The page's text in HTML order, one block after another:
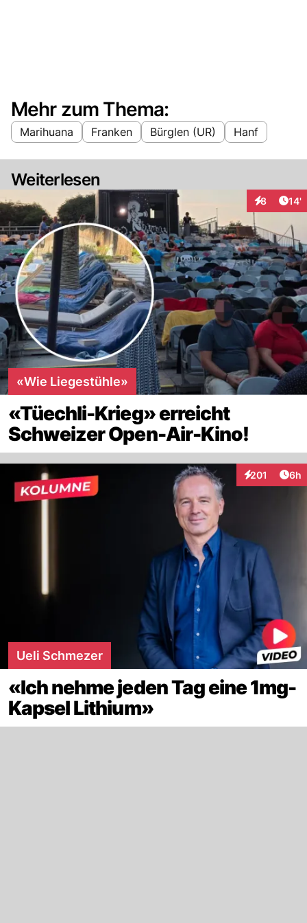
Mehr zum Thema:
Marihuana Franken Bürglen (UR) Hanf
Weiterlesen
8 14'
«Wie Liegestühle»
«Tüechli-Krieg» erreicht
Schweizer Open-Air-Kino!
201
Interaktionen
6h
Ueli Schmezer
«Ich nehme jeden Tag eine 1mg-
Kapsel Lithium»